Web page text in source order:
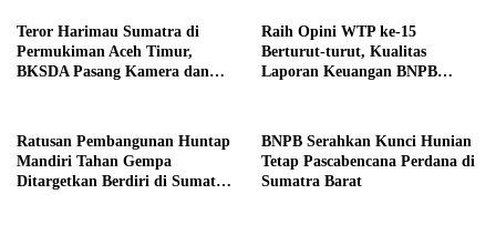
Teror Harimau Sumatra di
Permukiman Aceh Timur,
BKSDA Pasang Kamera dan
Raih Opini WTP ke-15
Berturut-turut, Kualitas
Laporan Keuangan BNPB
Ratusan Pembangunan Huntap
Mandiri Tahan Gempa
Ditargetkan Berdiri di Sumatra
BNPB Serahkan Kunci Hunian
Tetap Pascabencana Perdana di
Sumatra Barat